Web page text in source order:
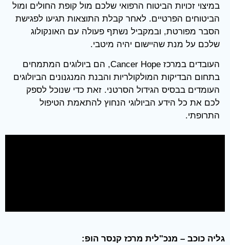
במיצוי זכויות הביטוח הרפואי שלכם מול קופת החולים ומול
הביטוחים הפרטיים. לאחר קבלת התוצאות תגיעו לפגישת
הסבר מפורטת, ובמקביל נשתף פעולה עם האונקולוג
שלכם על מנת שהיישום יהיה מיטבי.
העובדים במרכז Cancer Hope, הם ביולוגים המתמחים
בתחום הבדיקות המולקולריות והבנת המנגנונים הביולוגים
העומדים בבסיס הגידול הסרטני. זאת כדי שנוכל לספק
לכם את כל הידע הביולוגי הנחוץ להתאמת הטיפול
התרופתי.
גליה כוכב – מנכ"לית מרכז קנסר הופ: